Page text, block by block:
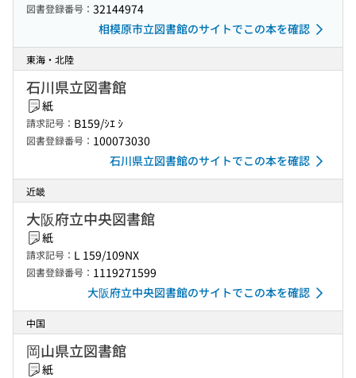
図書登録番号： 32144974
相模原市立図書館のサイトでこの本を確認
東海・北陸
石川県立図書館
紙
請求記号： B159/ｼｴ ｼ
図書登録番号： 100073030
石川県立図書館のサイトでこの本を確認
近畿
大阪府立中央図書館
紙
請求記号： L 159/109NX
図書登録番号： 1119271599
大阪府立中央図書館のサイトでこの本を確認
中国
岡山県立図書館
紙